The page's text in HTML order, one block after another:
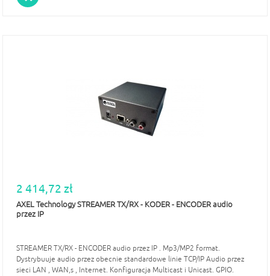
2 414,72 zł
AXEL Technology STREAMER TX/RX - KODER - ENCODER audio
przez IP
STREAMER TX/RX - ENCODER audio przez IP . Mp3/MP2 format.
Dystrybuuje audio przez obecnie standardowe linie TCP/IP Audio przez
sieci LAN , WAN,s , Internet. Konfiguracja Multicast i Unicast. GPIO.